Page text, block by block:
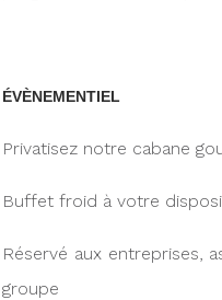
ÉVÈNEMENTIEL
Privatisez notre cabane
Buffet froid à votre
Réservé aux entreprises,
groupe